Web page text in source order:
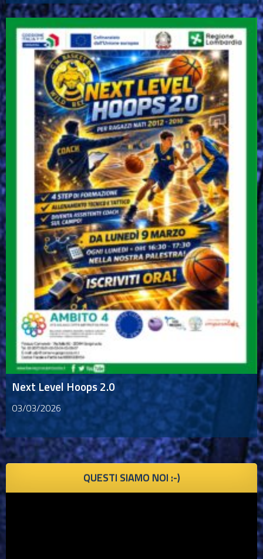
Next Level Hoops 2.0
03/03/2026
QUESTI SIAMO NOI :-)
Video
Player